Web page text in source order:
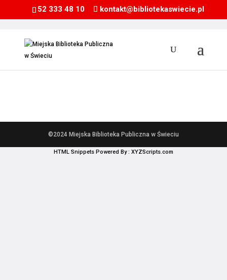
52 333 48 10 kontakt@bibliotekaswiecie.pl
©2024 Miejska Biblioteka Publiczna w Świeciu
HTML Snippets Powered By : XYZScripts.com